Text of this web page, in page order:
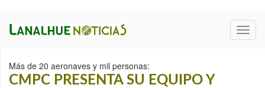
Más de 20 aeronaves y mil personas:
CMPC PRESENTA SU EQUIPO Y